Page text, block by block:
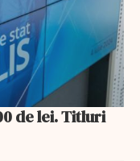
de lei. Titluri